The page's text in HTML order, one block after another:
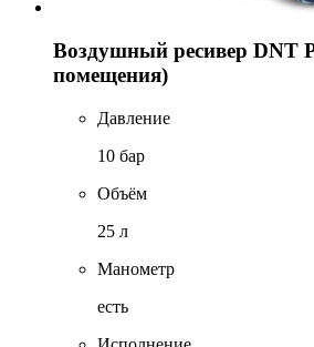
Воздушный ресивер DNT
помещения)
Давление
10 бар
Объём
25 л
Манометр
есть